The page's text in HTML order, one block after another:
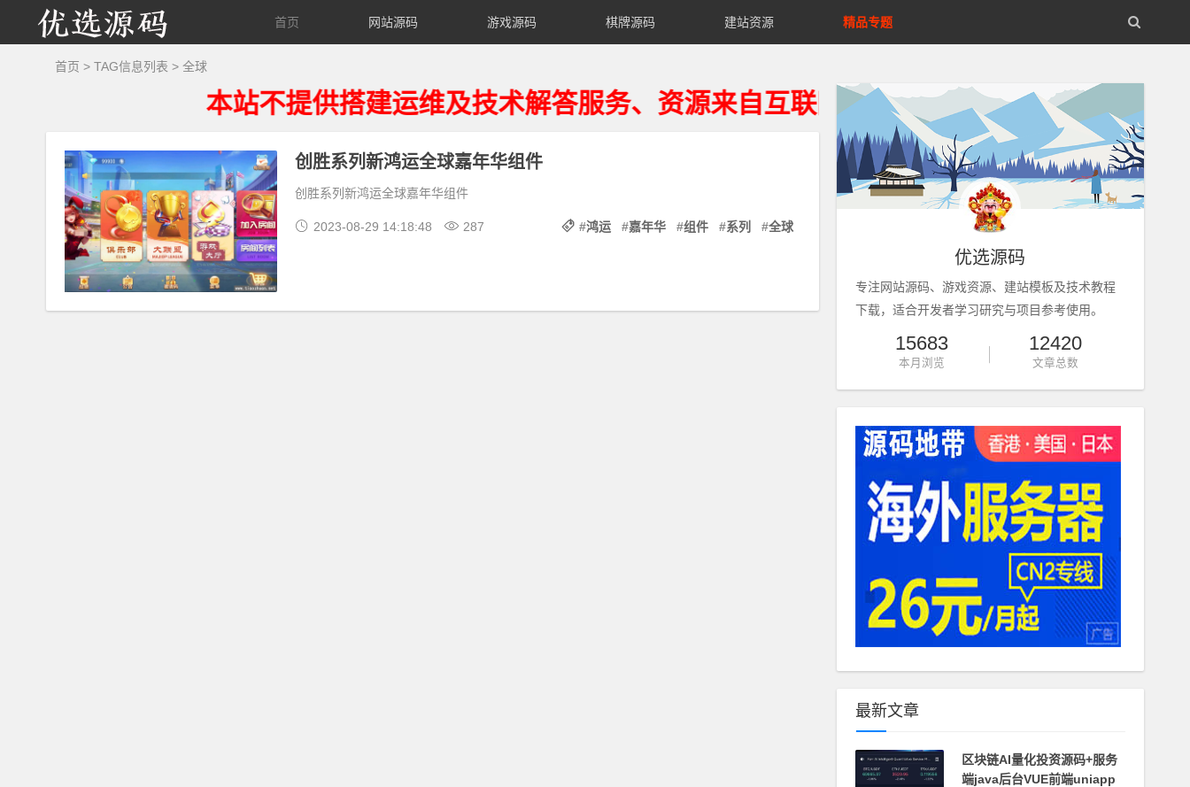
优 首页 网站源码 游戏源码 棋牌源码 建站资源 精品专题
首页 > TAG信息列表 > 全球
本站不提供搭建运维及技术解答服务、资源来自互联网仅供用户学习研究、请获得资源
创胜系列新鸿运全球嘉年华组件
创胜系列新鸿运全球嘉年华组件
2023-08-29 14:18:48 287 #鸿运 #嘉年华 #组件 #系列 #全球
优选源码
专注网站源码、游戏资源、建站模板及技术教程
下载，适合开发者学习研究与项目参考使用。
15683
本月浏览
12420
文章总数
最新文章
区块链AI量化投资源码+服务
端java后台VUE前端uniapp